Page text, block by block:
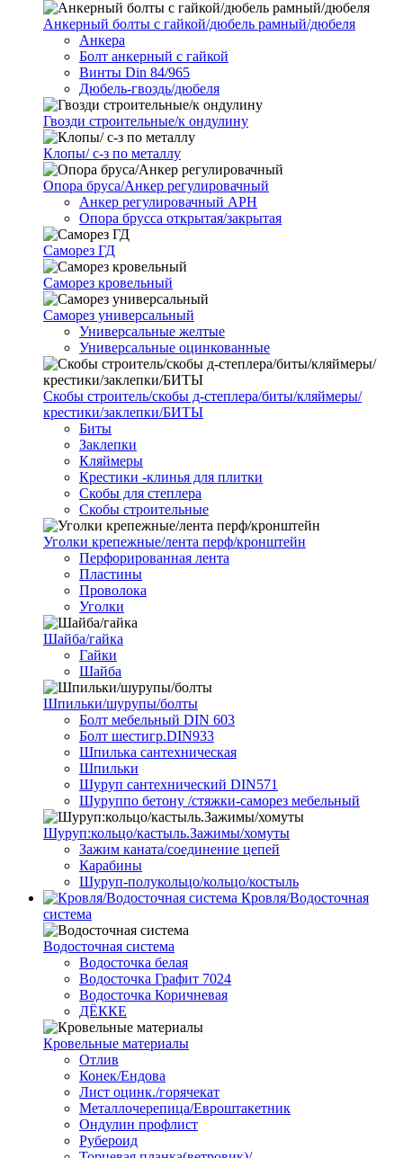
Анкерный болты с гайкой/дюбель рамный/дюбеля
Анкера
Болт анкерный с гайкой
Винты Din 84/965
Дюбель-гвоздь/дюбеля
Гвозди строительные/к ондулину
Клопы/ с-з по металлу
Опора бруса/Анкер регулировачный
Анкер регулировачный АРН
Опора брусса открытая/закрытая
Саморез ГД
Саморез кровельный
Саморез универсальный
Универсальные желтые
Универсальные оцинкованные
Скобы строитель/скобы д-степлера/биты/кляймеры/
крестики/заклепки/БИТЫ
Биты
Заклепки
Кляймеры
Крестики -клинья для плитки
Скобы для степлера
Скобы строительные
Уголки крепежные/лента перф/кронштейн
Перфорированная лента
Пластины
Проволока
Уголки
Шайба/гайка
Гайки
Шайба
Шпильки/шурупы/болты
Болт мебельный DIN 603
Болт шестигр.DIN933
Шпилька сантехническая
Шпильки
Шуруп сантехнический DIN571
Шуруппо бетону /стяжки-саморез мебельный
Шуруп:кольцо/кастыль.Зажимы/хомуты
Зажим каната/соединение цепей
Карабины
Шуруп-полукольцо/кольцо/костыль
Кровля/Водосточная
система
Водосточная система
Водосточка белая
Водосточка Графит 7024
Водосточка Коричневая
ДЁККЕ
Кровельные материалы
Отлив
Конек/Ендова
Лист оцинк./горячекат
Металлочерепица/Евроштакетник
Ондулин профлист
Рубероид